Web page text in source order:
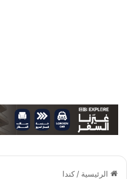
الرئيسية / كندا